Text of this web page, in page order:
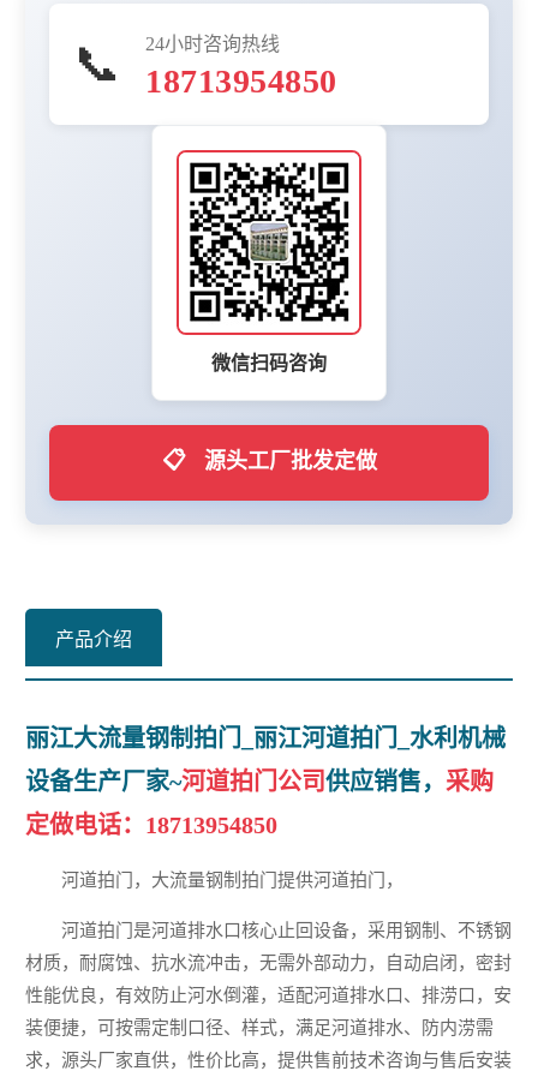
📞 24小时咨询热线
18713954850
微信扫码咨询
📋 源头工厂批发定做
产品介绍
丽江大流量钢制拍门_丽江河道拍门_水利机械
设备生产厂家~河道拍门公司供应销售，采购
定做电话： 18713954850
河道拍门，大流量钢制拍门提供河道拍门，
河道拍门是河道排水口核心止回设备，采用钢制、不锈钢
材质，耐腐蚀、抗水流冲击，无需外部动力，自动启闭，密封
性能优良，有效防止河水倒灌，适配河道排水口、排涝口，安
装便捷，可按需定制口径、样式，满足河道排水、防内涝需
求，源头厂家直供，性价比高，提供售前技术咨询与售后安装